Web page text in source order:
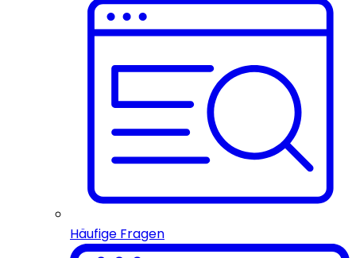
Häufige Fragen